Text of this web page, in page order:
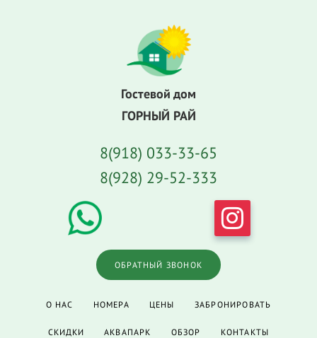
Гостевой дом
ГОРНЫЙ РАЙ
8(918) 033-33-65
8(928) 29-52-333
ОБРАТНЫЙ ЗВОНОК
О НАС НОМЕРА ЦЕНЫ ЗАБРОНИРОВАТЬ
СКИДКИ АКВАПАРК ОБЗОР КОНТАКТЫ